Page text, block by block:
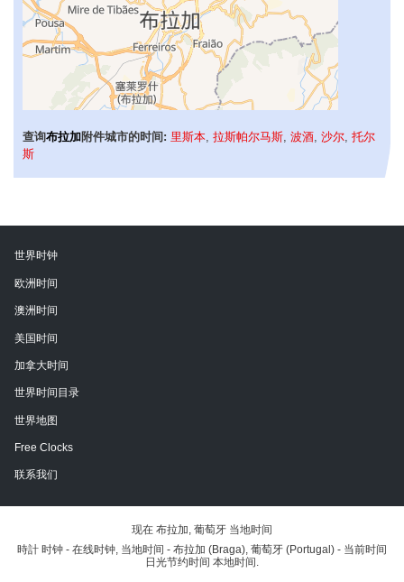
查询布拉加附件城市的时间: 里斯本 拉斯帕尔马斯 波酒 沙尔 托尔
斯
世界时钟
欧洲时间
澳洲时间
美国时间
加拿大时间
世界时间目录
世界地图
Free Clocks
联系我们
现在 布拉加, 葡萄牙 当地时间
時計 时钟 - 在线时钟, 当地时间 - 布拉加 (Braga), 葡萄牙 (Portugal) - 当前时间
日光节约时间 本地时间.